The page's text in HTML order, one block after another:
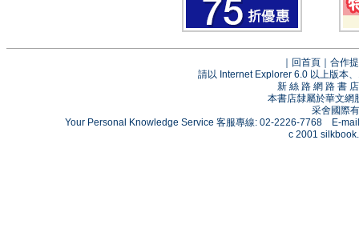
回首頁
合作
請以 Internet Explorer 6.0 以上版本
新 絲 路 網 路 書
本書店隸屬於華文網
采舍國際
Your Personal Knowledge Service 客服專線: 02-2226-7768 E-
c 2001